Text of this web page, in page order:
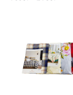
760₽
–
2
740₽